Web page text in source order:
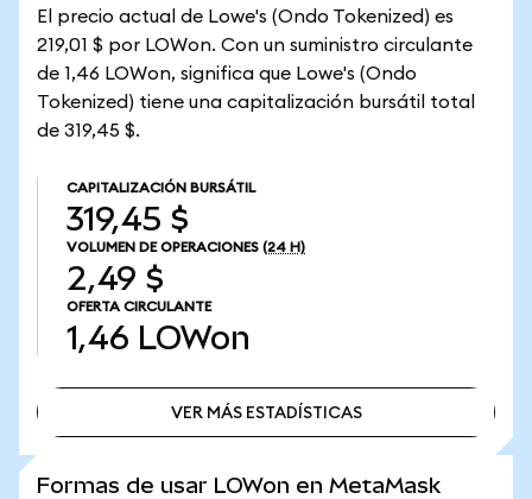
El precio actual de Lowe's (Ondo Tokenized) es
219,01 $ por LOWon. Con un suministro circulante
de 1,46 LOWon, significa que Lowe's (Ondo
Tokenized) tiene una capitalización bursátil total
de 319,45 $.
CAPITALIZACIÓN BURSÁTIL
319,45 $
VOLUMEN DE OPERACIONES (24 H)
2,49 $
OFERTA CIRCULANTE
1,46 LOWon
VER MÁS ESTADÍSTICAS
Formas de usar LOWon en MetaMask